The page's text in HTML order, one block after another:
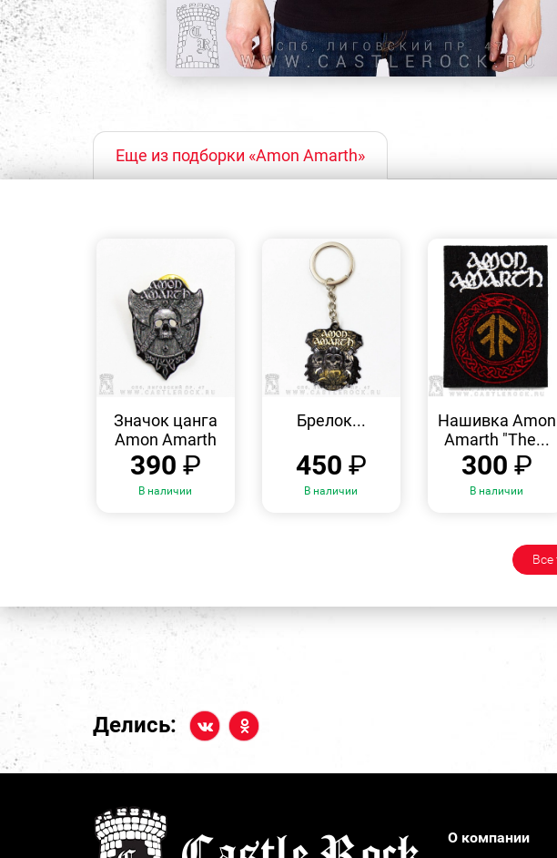
Еще из подборки «Amon Amarth»
Значок цанга
Amon Amarth
390 ₽
В наличии
Брелок...
450 ₽
В наличии
ПРОСМОТР
Нашивка Amon
Amarth "The...
300 ₽
В наличии
Все
Делись:
О компании